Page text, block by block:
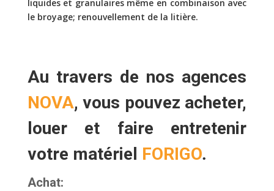
liquides et granulaires même en combinaison avec
le broyage; renouvellement de la litière.
Au travers de nos agences
NOVA, vous pouvez acheter,
loueret faire entretenir
votre matériel FORIGO.
Achat: